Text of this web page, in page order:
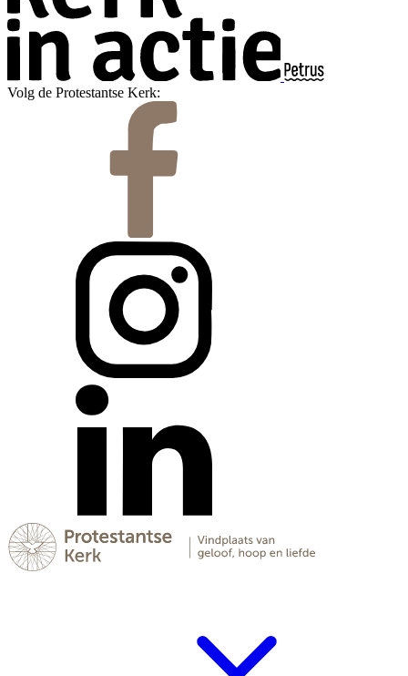
Volg de Protestantse Kerk: